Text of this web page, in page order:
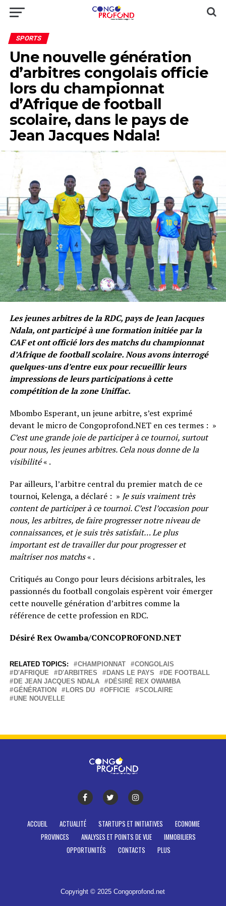
SPORTS
Une nouvelle génération
d’arbitres congolais officie
lors du championnat
d’Afrique de football
scolaire, dans le pays de
Jean Jacques Ndala!
Les jeunes arbitres de la RDC, pays de Jean Jacques
Ndala, ont participé à une formation initiée par la
CAF et ont officié lors des matchs du championnat
d’Afrique de football scolaire. Nous avons interrogé
quelques-uns d’entre eux pour recueillir leurs
impressions de leurs participations à cette
compétition de la zone Uniffac.
Mbombo Esperant, un jeune arbitre, s’est exprimé
devant le micro de Congoprofond.NET en ces termes : »
C’est une grande joie de participer à ce tournoi, surtout
pour nous, les jeunes arbitres. Cela nous donne de la
visibilité« .
Par ailleurs, l’arbitre central du premier match de ce
tournoi, Kelenga, a déclaré : » Je suis vraiment très
content de participer à ce tournoi. C’est l’occasion pour
nous, les arbitres, de faire progresser notre niveau de
connaissances, et je suis très satisfait… Le plus
important est de travailler dur pour progresser et
maîtriser nos matchs« .
Critiqués au Congo pour leurs décisions arbitrales, les
passionnés du football congolais espèrent voir émerger
cette nouvelle génération d’arbitres comme la
référence de cette profession en RDC.
Désiré Rex Owamba/CONCOPROFOND.NET
RELATED TOPICS: CHAMPIONNAT
CONGOLAIS
D'AFRIQUE
D'ARBITRES DANS LE PAYS
DE FOOTBALL
DE JEAN JACQUES NDALA
DÉSIRÉ REX OWAMBA
GÉNÉRATION
LORS DU OFFICIE
SCOLAIRE
UNE NOUVELLE
ACCUEIL ACTUALITÉ STARTUPS ET INITIATIVES
ECONOMIE
PROVINCES
ANALYSES ET POINTS DE VUE
IMMOBILIERS
OPPORTUNITÉS
CONTACTS PLUS
Copyright © 2025 Congoprofond.net